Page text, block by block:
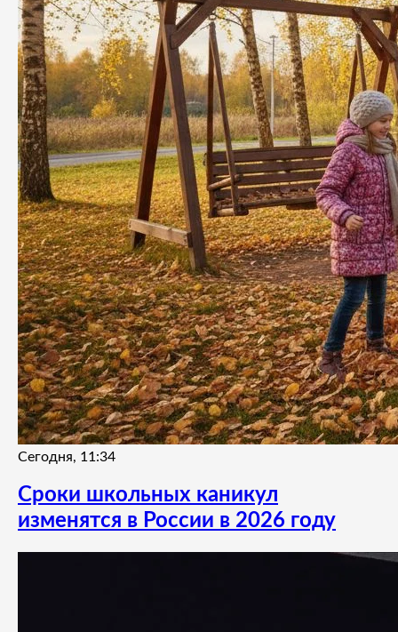
Сегодня, 11:34
Сроки школьных каникул
изменятся в России в 2026 году